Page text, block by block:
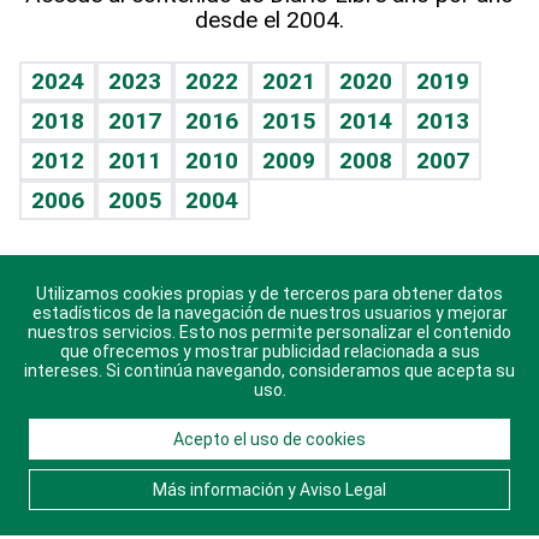
Vida y familia
Eñe
Celebrando la vida
Sin complejos
En pocas palabras
Escuchando al corazón
Economía Personal
TBT Deportivo
Guía del dinero
Horóscopos
Crucigramas
desde el 2004.
2024 2023 2022 2021 2020
2019
2018
2017 2016 2015 2014
2013
2012
2011 2010 2009 2008
2007
2006
2005 2004
Descarga nuestras aplicaciones para Android, iOS y
sistema Huawei.
© 2021 Diario Libre, todos los derechos reservados.
Consulta elAviso Legal. Ponte en Contacto
nosotros y conoce más sobre Diario Libre
Utilizamos cookies propias y de terceros para obtener datos
estadísticos de la navegación de nuestros usuarios y mejorar
nuestros servicios. Esto nos permite personalizar el contenido
que ofrecemos y mostrar publicidad relacionada a sus
intereses. Si continúa navegando, consideramos que acepta su
uso.
Acepto el uso de cookies
Más información y Aviso Legal